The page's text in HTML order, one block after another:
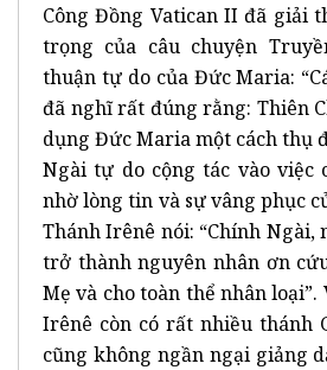
Công Đồng Vatican II đã giải
trọng của câu chuyện
thuận tự do của Đức Maria:
đã nghĩ rất đúng rằng: Thiên
dụng Đức Maria một cách thụ
Ngài tự do cộng tác vào việc
nhờ lòng tin và sự vâng phục
Thánh Irênê nói: “Chính Ngài,
trở thành nguyên nhân ơn
Mẹ và cho toàn thể nhân
Irênê còn có rất nhiều thánh
cũng không ngần ngại giảng